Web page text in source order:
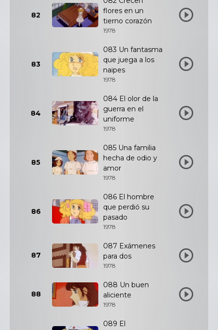
82
flores en un
tierno corazón
1978
83
083 Un fantasma
que juega a los
naipes
1978
84
084 El olor de la
guerra en el
uniforme
1978
85
085 Una familia
hecha de odio y
amor
1978
86
086 El hombre
que perdió su
pasado
1978
87
087 Exámenes
para dos
1978
88
088 Un buen
aliciente
1978
089 El